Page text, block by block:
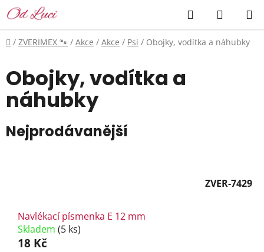
Přejít
na
obsah
Hledat
KOŠÍK
Domů
/ ZVERIMEX 🐾 / Akce / Akce / Psi / Obojky, vodítka a náhubky
Obojky, vodítka a
náhubky
Nejprodávanější
ZVER-7429
Navlékací písmenka E 12 mm
Skladem (5 ks)
18 Kč